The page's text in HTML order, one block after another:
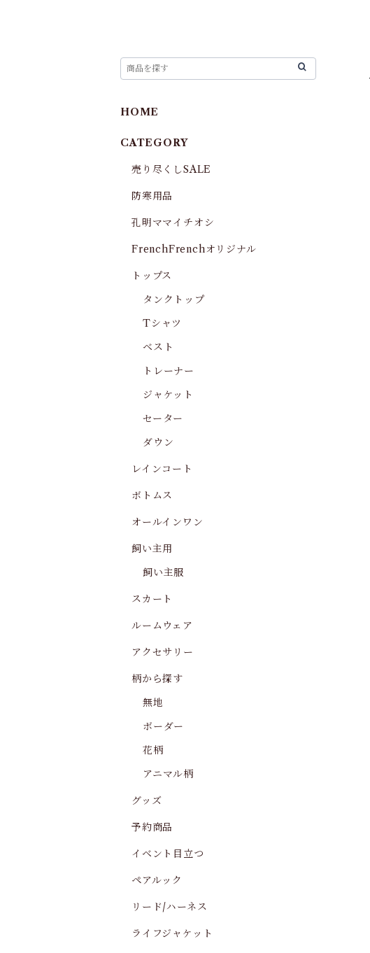
HOME
CATEGORY
売り尽くしSALE
防寒用品
孔明ママイチオシ
FrenchFrenchオリジナル
トップス
タンクトップ
Tシャツ
ベスト
トレーナー
ジャケット
セーター
ダウン
レインコート
ボトムス
オールインワン
飼い主用
飼い主服
スカート
ルームウェア
アクセサリー
柄から探す
無地
ボーダー
花柄
アニマル柄
グッズ
予約商品
イベント目立つ
ペアルック
リード/ハーネス
ライフジャケット